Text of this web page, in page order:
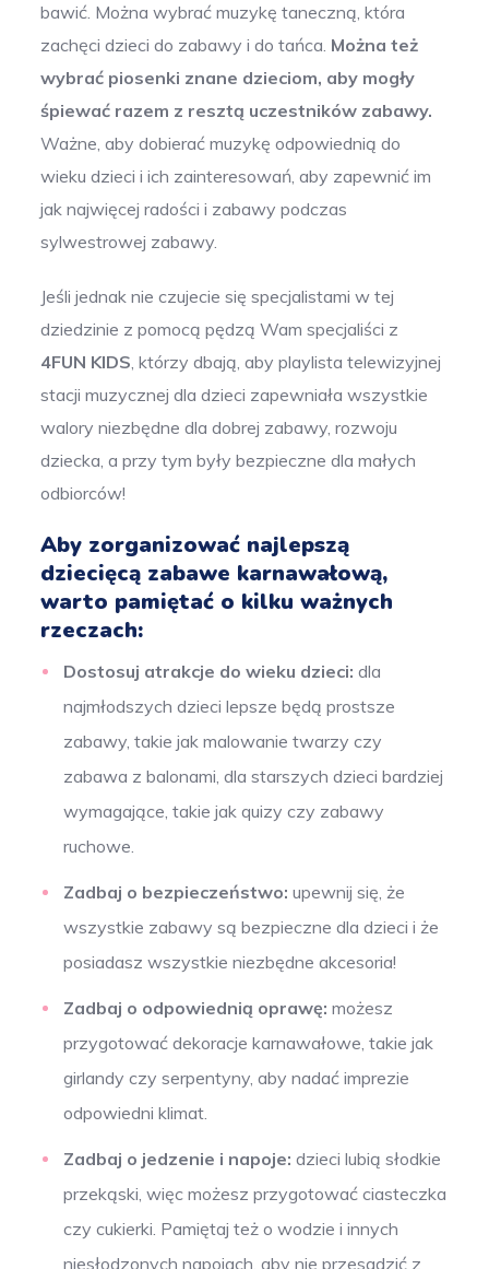
bawić. Można wybrać muzykę taneczną, która
zachęci dzieci do zabawy i do tańca. Można też
wybrać piosenki znane dzieciom, aby mogły
śpiewać razem z resztą uczestników zabawy.
Ważne, aby dobierać muzykę odpowiednią do
wieku dzieci i ich zainteresowań, aby zapewnić im
jak najwięcej radości i zabawy podczas
sylwestrowej zabawy.
Jeśli jednak nie czujecie się specjalistami w tej
dziedzinie z pomocą pędzą Wam specjaliści z
4FUN KIDS, którzy dbają, aby playlista telewizyjnej
stacji muzycznej dla dzieci zapewniała wszystkie
walory niezbędne dla dobrej zabawy, rozwoju
dziecka, a przy tym były bezpieczne dla małych
odbiorców!
Aby zorganizować najlepszą
dziecięcą zabawe karnawałową,
warto pamiętać o kilku ważnych
rzeczach:
Dostosuj atrakcje do wieku dzieci: dla
najmłodszych dzieci lepsze będą prostsze
zabawy, takie jak malowanie twarzy czy
zabawa z balonami, dla starszych dzieci bardziej
wymagające, takie jak quizy czy zabawy
ruchowe.
Zadbaj o bezpieczeństwo: upewnij się, że
wszystkie zabawy są bezpieczne dla dzieci i że
posiadasz wszystkie niezbędne akcesoria!
Zadbaj o odpowiednią oprawę: możesz
przygotować dekoracje karnawałowe, takie jak
girlandy czy serpentyny, aby nadać imprezie
odpowiedni klimat.
Zadbaj o jedzenie i napoje: dzieci lubią słodkie
przekąski, więc możesz przygotować ciasteczka
czy cukierki. Pamiętaj też o wodzie i innych
niesłodzonych napojach, aby nie przesadzić z